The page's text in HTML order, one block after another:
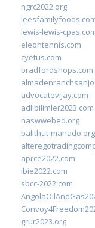
ngrc2022.org
lewis-lewis-
eleontennis.com
cyetus.com
bradfordshops.com
advocatevijay.com
adlibilimler2023.com
naswwebed.org
balithut-manado.org
aprce2022.com
ibie2022.com
sbcc-2022.com
grur2023.org